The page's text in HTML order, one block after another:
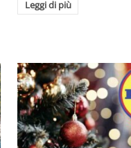
Leggi di più